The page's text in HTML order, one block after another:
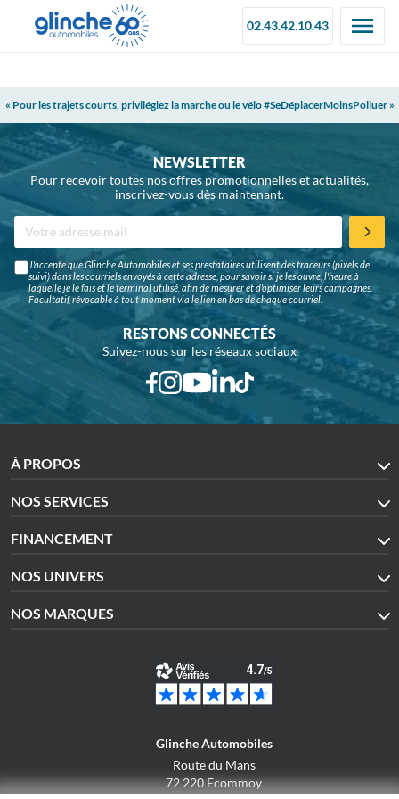
02.43.42.10.43
« Pour les trajets courts, privilégiez la marche ou le vélo #SeDéplacerMoinsPolluer »
NEWSLETTER
Pour recevoir toutes nos offres promotionnelles et actualités,
inscrivez-vous dès maintenant.
J'accepte que Glinche Automobiles et ses prestataires utilisent des traceurs (pixels de
suivi) dans les courriels envoyés à cette adresse, pour savoir si je les ouvre, l'heure à
laquelle je le fais et le terminal utilisé, afin de mesurer et d'optimiser leurs campagnes.
Facultatif, révocable à tout moment via le lien en bas de chaque courriel.
RESTONS CONNECTÉS
Suivez-nous sur les réseaux sociaux
À PROPOS
NOS SERVICES
FINANCEMENT
NOS UNIVERS
NOS MARQUES
Glinche Automobiles
Route du Mans
72 220 Ecommoy